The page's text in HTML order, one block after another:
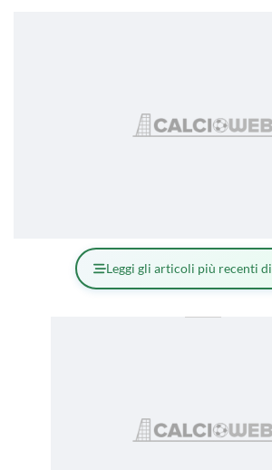
Leggi gli articoli più recenti di